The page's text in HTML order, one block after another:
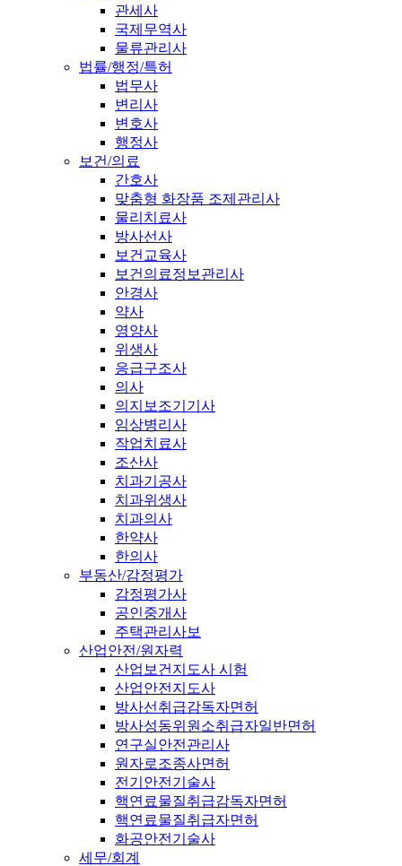
관세사
국제무역사
물류관리사
법률/행정/특허
법무사
변리사
변호사
행정사
보건/의료
간호사
맞춤형 화장품 조제관리사
물리치료사
방사선사
보건교육사
보건의료정보관리사
안경사
약사
영양사
위생사
응급구조사
의사
의지보조기기사
임상병리사
작업치료사
조산사
치과기공사
치과위생사
치과의사
한약사
한의사
부동산/감정평가
감정평가사
공인중개사
주택관리사보
산업안전/원자력
산업보건지도사 시험
산업안전지도사
방사선취급감독자면허
방사성동위원소취급자일반면허
연구실안전관리사
원자로조종사면허
전기안전기술사
핵연료물질취급감독자면허
핵연료물질취급자면허
화공안전기술사
세무/회계